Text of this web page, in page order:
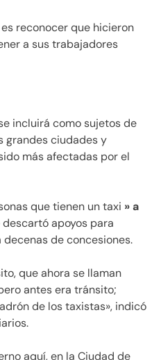
reconocer que hicieron
a sus trabajadores
incluirá como sujetos de
grandes ciudades y
más afectadas por el
que tienen un taxi » a
descartó apoyos para
de concesiones.
que ahora se llaman
antes era tránsito;
de los taxistas», indicó
aquí, en la Ciudad de